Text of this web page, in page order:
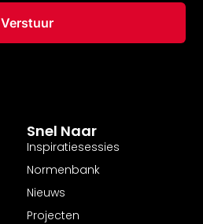
Snel Naar
Inspiratiesessies
Normenbank
Nieuws
Projecten
Verstuur